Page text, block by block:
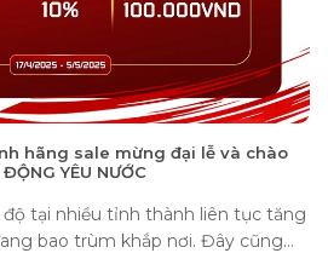
hãng sale mừng đại lễ và chào
YÊU NƯỚC
độ tại nhiều tỉnh thành liên tục tăng
bao trùm khắp nơi. Đây cũng...